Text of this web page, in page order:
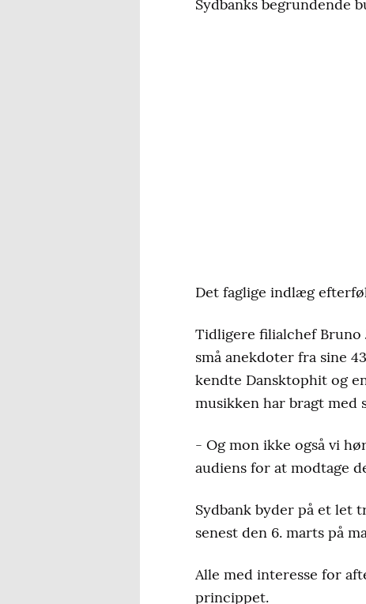
Sydbanks begrundende
Det faglige indlæg
Tidligere filialchef Bruno
små anekdoter fra sine
kendte Dansktophit og
musikken har bragt med
- Og mon ikke også vi
audiens for at modtage
Sydbank byder på et let
senest den 6. marts på
Alle med interesse for
princippet.